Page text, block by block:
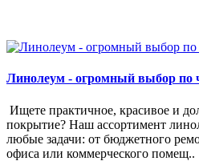
Линолеум - огромный выбор по
Ищете практичное, красивое и
покрытие? Наш ассортимент
любые задачи: от бюджетного
офиса или коммерческого помещ..